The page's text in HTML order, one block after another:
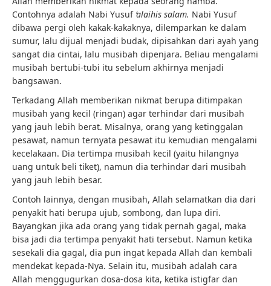
Contohnya adalah Nabi Yusuf ‘alaihis salam. Nabi Yusuf
dibawa pergi oleh kakak-kakaknya, dilemparkan ke dalam
sumur, lalu dijual menjadi budak, dipisahkan dari ayah yang
sangat dia cintai, lalu musibah dipenjara. Beliau mengalami
musibah bertubi-tubi itu sebelum akhirnya menjadi
bangsawan.
Terkadang Allah memberikan nikmat berupa ditimpakan
musibah yang kecil (ringan) agar terhindar dari musibah
yang jauh lebih berat. Misalnya, orang yang ketinggalan
pesawat, namun ternyata pesawat itu kemudian mengalami
kecelakaan. Dia tertimpa musibah kecil (yaitu hilangnya
uang untuk beli tiket), namun dia terhindar dari musibah
yang jauh lebih besar.
Contoh lainnya, dengan musibah, Allah selamatkan dia dari
penyakit hati berupa ujub, sombong, dan lupa diri.
Bayangkan jika ada orang yang tidak pernah gagal, maka
bisa jadi dia tertimpa penyakit hati tersebut. Namun ketika
sesekali dia gagal, dia pun ingat kepada Allah dan kembali
mendekat kepada-Nya. Selain itu, musibah adalah cara
Allah menggugurkan dosa-dosa kita, ketika istigfar dan